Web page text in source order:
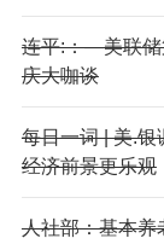
连平:：—美联储
庆大咖谈
每日一词 | 美.
经济前景更乐观
人社部：基本养